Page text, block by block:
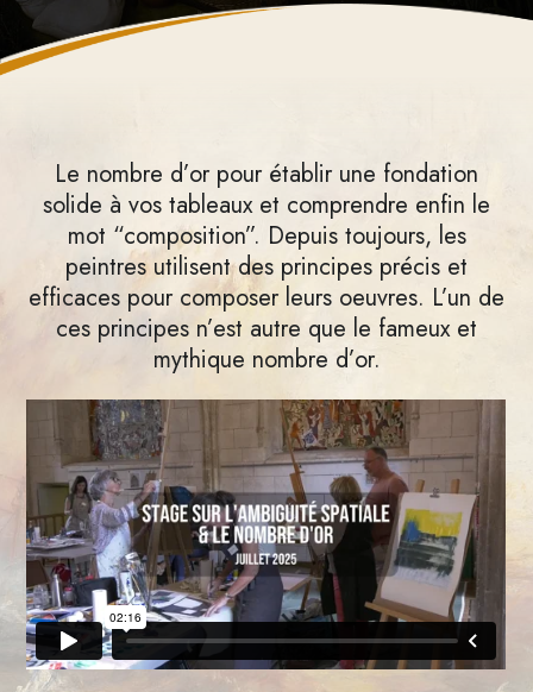
Le nombre d’or pour établir une fondation
solide à vos tableaux et comprendre enfin le
mot “composition”. Depuis toujours, les
peintres utilisent des principes précis et
efficaces pour composer leurs oeuvres. L’un de
ces principes n’est autre que le fameux et
mythique nombre d’or.